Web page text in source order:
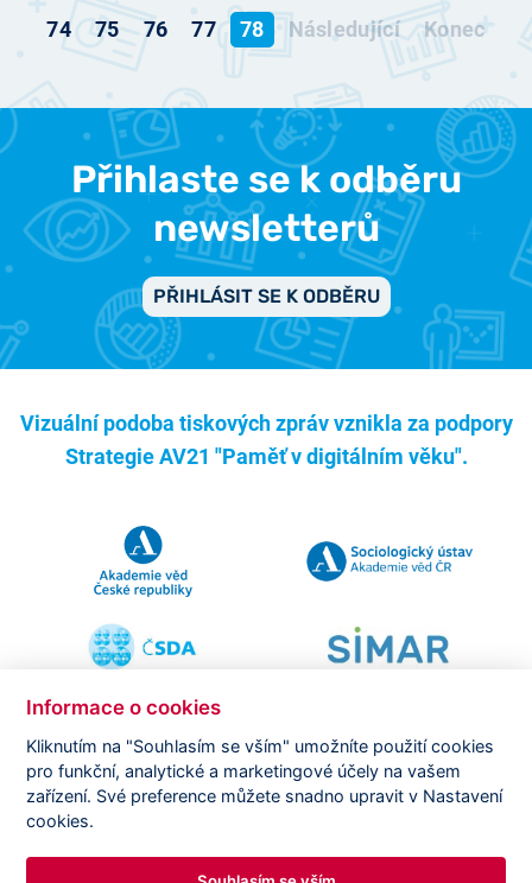
74
75 76 77 78 Následující Konec
Přihlaste se k odběru
newsletterů
PŘIHLÁSIT SE K ODBĚRU
Vizuální podoba tiskových zpráv vznikla za podpory
Strategie AV21 "Paměť v digitálním věku".
Copyright © CVVM | Právní ujednání| Nastavení cookies
Prohlášení o zpracování osobních údajů
Informace o cookies
Kliknutím na "Souhlasím se vším" umožníte použití cookies
pro funkční, analytické a marketingové účely na vašem
zařízení. Své preference můžete snadno upravit v Nastavení
cookies.